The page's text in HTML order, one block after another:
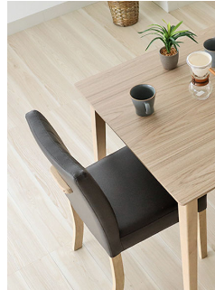
天板素材（テーブル）
MDF、メラミン素材
天板塗装（テーブル）
ウレタン塗装
脚部素材（テーブル）
ラバーウッド
脚部塗装（テーブル）
ラッカー塗装
アジャスター